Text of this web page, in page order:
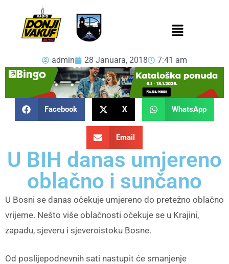
admin 28 Januara, 2018 7:41 am
Facebook X WhatsApp
Email
U BIH danas umjereno
oblačno i sunčano
U Bosni se danas očekuje umjereno do pretežno oblačno
vrijeme. Nešto više oblačnosti očekuje se u Krajini,
zapadu, sjeveru i sjeveroistoku Bosne.
Od poslijepodnevnih sati nastupit će smanjenje